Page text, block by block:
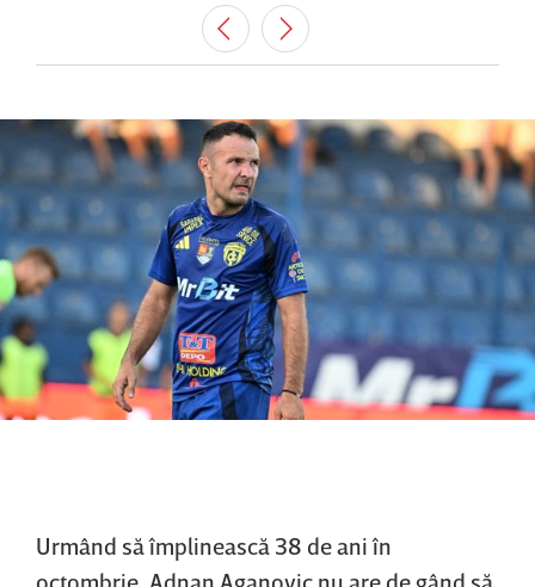
Urmând să împlinească 38 de ani în
octombrie, Adnan Aganovic nu are de gând să